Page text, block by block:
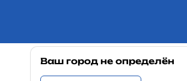
Ваш город не определён